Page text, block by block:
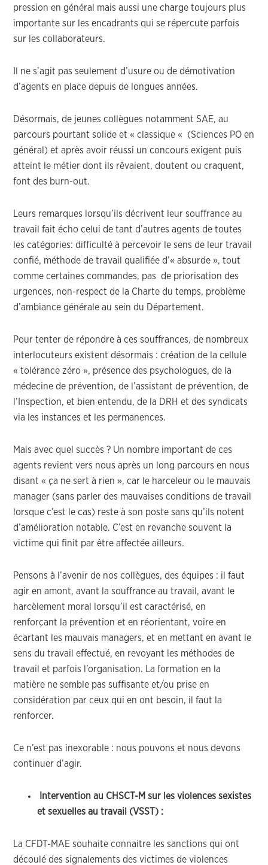
pression en général mais aussi une charge toujours plus
importante sur les encadrants qui se répercute parfois
sur les collaborateurs.
Il ne s’agit pas seulement d’usure ou de démotivation
d’agents en place depuis de longues années.
Désormais, de jeunes collègues notamment SAE, au
parcours pourtant solide et « classique « (Sciences PO en
général) et après avoir réussi un concours exigent puis
atteint le métier dont ils rêvaient, doutent ou craquent,
font des burn-out.
Leurs remarques lorsqu’ils décrivent leur souffrance au
travail fait écho celui de tant d’autres agents de toutes
les catégories: difficulté à percevoir le sens de leur travail
confié, méthode de travail qualifiée d’« absurde », tout
comme certaines commandes, pas de priorisation des
urgences, non-respect de la Charte du temps, problème
d’ambiance générale au sein du Département.
Pour tenter de répondre à ces souffrances, de nombreux
interlocuteurs existent désormais : création de la cellule
« tolérance zéro », présence des psychologues, de la
médecine de prévention, de l’assistant de prévention, de
l’Inspection, et bien entendu, de la DRH et des syndicats
via les instances et les permanences.
Mais avec quel succès ? Un nombre important de ces
agents revient vers nous après un long parcours en nous
disant « ça ne sert à rien », car le harceleur ou le mauvais
manager (sans parler des mauvaises conditions de travail
lorsque c’est le cas) reste à son poste sans qu’ils notent
d’amélioration notable. C’est en revanche souvent la
victime qui finit par être affectée ailleurs.
Pensons à l’avenir de nos collègues, des équipes : il faut
agir en amont, avant la souffrance au travail, avant le
harcèlement moral lorsqu’il est caractérisé, en
renforçant la prévention et en réorientant, voire en
écartant les mauvais managers, et en mettant en avant le
sens du travail effectué, en revoyant les méthodes de
travail et parfois l’organisation. La formation en la
matière ne semble pas suffisante et/ou prise en
considération par ceux qui en ont besoin, il faut la
renforcer.
Ce n’est pas inexorable : nous pouvons et nous devons
continuer d’agir.
Intervention au CHSCT-M sur les violences sexistes
et sexuelles au travail (VSST) :
La CFDT-MAE souhaite connaitre les sanctions qui ont
découlé des signalements des victimes de violences